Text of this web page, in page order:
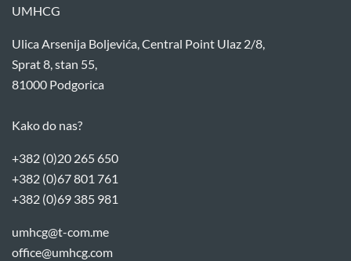
UMHCG
Ulica Arsenija Boljevića, Central Point Ulaz 2/8,
Sprat 8, stan 55,
81000 Podgorica
Kako do nas?
+382 (0)20 265 650
+382 (0)67 801 761
+382 (0)69 385 981
umhcg@t-com.me
office@umhcg.com